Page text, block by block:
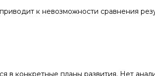
к невозможности сравнения
в конкретные планы развития. Нет